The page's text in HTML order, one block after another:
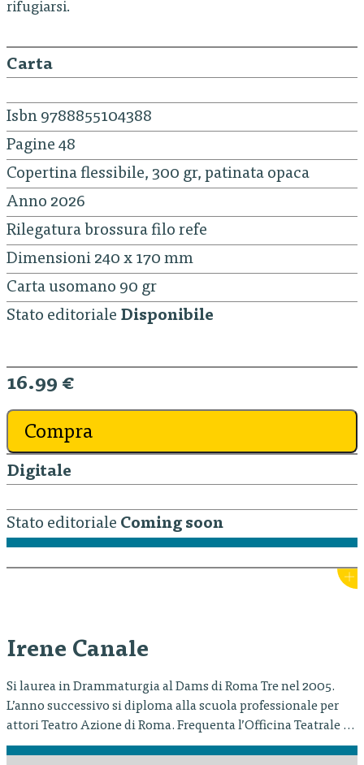
rifugiarsi.
Carta
Isbn 9788855104388
Pagine 48
Copertina flessibile, 300 gr, patinata opaca
Anno 2026
Rilegatura brossura filo refe
Dimensioni 240 x 170 mm
Carta usomano 90 gr
Stato editoriale Disponibile
16.99 €
Compra
Digitale
Stato editoriale Coming soon
Irene Canale
Si laurea in Drammaturgia al Dams di Roma Tre nel 2005.
L’anno successivo si diploma alla scuola professionale per
attori Teatro Azione di Roma. Frequenta l’Officina Teatrale di
Rodolfo di Giammarco e Laura Novelli, il corso di scrittura di